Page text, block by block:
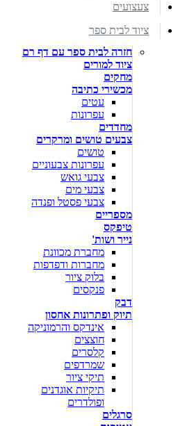
צעצועים
ציוד לבית ספר
חזרה לבית ספר עם דף רם
ציוד למורים
מחקים
מכשירי כתיבה
עטים
עפרונות
מחדדים
צבעים טושים ומרקרים
טושים
עפרונות צבעוניים
צבעי גואש
צבעי מים
צבעי פסטל ופנדה
מספריים
טיפקס
נייר ושות'
מחברת מכוונת
מחברות ודפדפות
בלוק ציור
פנקסים
דבק
תיוק ופתרונות אחסון
אינדקס והרמוניקה
חוצצים
קלסרים
שמרדפים
תיקי ציור
תיקיות אוגדנים
ופולדרים
סרגלים